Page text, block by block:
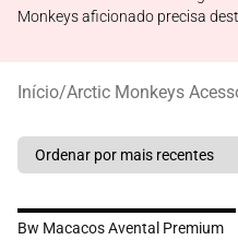
Monkeys aficionado precisa
Início/Arctic Monkeys
Bw Macacos Avental Premium